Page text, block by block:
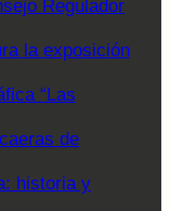
Regulador
la exposición
“Las
de
historia y